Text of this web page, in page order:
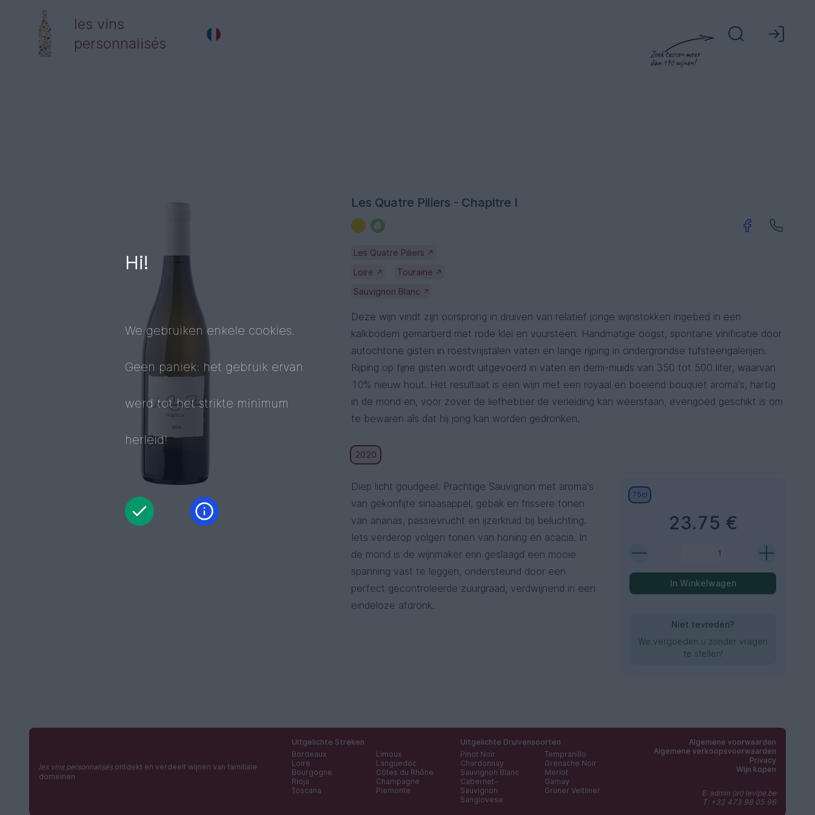
les vins
personnalisés
Zoek tussen meer
dan 190 wijnen!
Les Quatre Piliers - Chapitre I
Les Quatre Piliers ↗
Loire ↗ Touraine ↗
Sauvignon Blanc ↗
Deze wijn vindt zijn oorsprong in druiven van relatief jonge wijnstokken ingebed in een
kalkbodem gemarberd met rode klei en vuursteen. Handmatige oogst, spontane vinificatie door
autochtone gisten in roestvrijstalen vaten en lange rijping in ondergrondse tufsteengalerijen.
Rijping op fijne gisten wordt uitgevoerd in vaten en demi-muids van 350 tot 500 liter, waarvan
10% nieuw hout. Het resultaat is een wijn met een royaal en boeiend bouquet aroma's, hartig
in de mond en, voor zover de liefhebber de verleiding kan weerstaan, evengoed geschikt is om
te bewaren als dat hij jong kan worden gedronken.
2020
Diep licht goudgeel. Prachtige Sauvignon met aroma's
van gekonfijte sinaasappel, gebak en frissere tonen
van ananas, passievrucht en ijzerkruid bij beluchting.
Iets verderop volgen tonen van honing en acacia. In
de mond is de wijnmaker erin geslaagd een mooie
spanning vast te leggen, ondersteund door een
perfect gecontroleerde zuurgraad, verdwijnend in een
eindeloze afdronk.
75cl
23.75 €
In Winkelwagen
Niet tevreden?
We vergoeden u zonder vragen
te stellen!
les vins personnalisésontdekt en verdeelt wijnen van familiale
domeinen
Uitgelichte Streken
Bordeaux
Loire
Bourgogne
Rioja
Toscana
Limoux
Languedoc
Côtes du Rhône
Champagne
Piemonte
Uitgelichte Druivensoorten
Pinot Noir
Chardonnay
Sauvignon Blanc
Cabernet-
Sauvignon
Sangiovese
Tempranillo
Grenache Noir
Merlot
Gamay
Grüner Veltliner
Algemene voorwaarden
Algemene verkoopsvoorwaarden
Privacy
Wijn kopen
E: admin (at) levipe.be
T: +32 473 98 05 96
Hi!
We gebruiken enkele cookies.
Geen paniek: het gebruik ervan
werd tot het strikte minimum
herleid!